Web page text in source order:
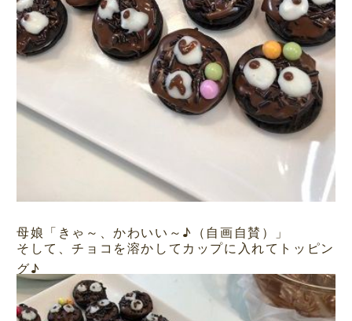
母娘「きゃ～、かわいい～♪（自画自賛）」
そして、チョコを溶かしてカップに入れてトッピン
グ♪